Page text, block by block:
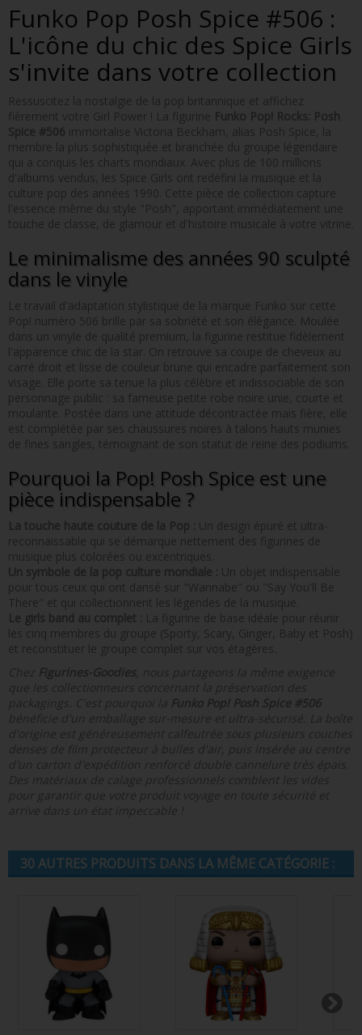
Funko Pop Posh Spice #506 :
L'icône du chic des Spice Girls
s'invite dans votre collection
Ressuscitez la nostalgie de la pop britannique et affichez
fièrement votre Girl Power ! La figurine Funko Pop! Rocks: Posh
Spice #506 immortalise Victoria Beckham, alias Posh Spice, la
membre la plus sophistiquée et branchée du groupe légendaire
qui a conquis les charts mondiaux. Avec plus de 100 millions
d'albums vendus, les Spice Girls ont redéfini la musique et la
culture pop des années 1990. Cette pièce de collection capture
l'essence même du style "Posh", apportant immédiatement une
touche de classe, de glamour et d'histoire musicale à votre vitrine.
Le minimalisme des années 90 sculpté
dans le vinyle
Le travail d'adaptation stylistique de la marque Funko sur cette
Pop! numéro 506 brille par sa sobriété et son élégance. Moulée
dans un vinyle de qualité premium, la figurine restitue fidèlement
l'apparence chic de la star. On retrouve sa coupe de cheveux au
carré droit et lisse de couleur brune qui encadre parfaitement son
visage. Elle porte sa tenue la plus célèbre et indissociable de son
personnage public : sa fameuse petite robe noire unie, courte et
moulante. Postée dans une attitude décontractée mais fière, elle
est complétée par ses chaussures noires à talons hauts munies
de fines sangles, témoignant de son statut de reine des podiums.
Pourquoi la Pop! Posh Spice est une
pièce indispensable ?
La touche haute couture de la Pop : Un design épuré et ultra-
reconnaissable qui se démarque nettement des figurines de
musique plus colorées ou excentriques.
Un symbole de la pop culture mondiale : Un objet indispensable
pour tous ceux qui ont dansé sur "Wannabe" ou "Say You'll Be
There" et qui collectionnent les légendes de la musique.
Le girls band au complet : La figurine de base idéale pour réunir
les cinq membres du groupe (Sporty, Scary, Ginger, Baby et Posh)
et reconstituer le groupe complet sur vos étagères.
Chez Figurines-Goodies , nous partageons la même exigence
que les collectionneurs concernant la préservation des
packagings. C'est pourquoi la Funko Pop! Posh Spice #506
bénéficie d'un emballage sur-mesure et ultra-sécurisé. La boîte
d'origine est généreusement calfeutrée sous plusieurs couches
denses de film protecteur à bulles d'air, puis insérée au centre
d'un carton d'expédition renforcé double cannelure très épais.
Des matériaux de calage professionnels comblent les vides
pour garantir que votre produit voyage en toute sécurité et
arrive dans un état impeccable !
30 AUTRES PRODUITS DANS LA MÊME CATÉGORIE :